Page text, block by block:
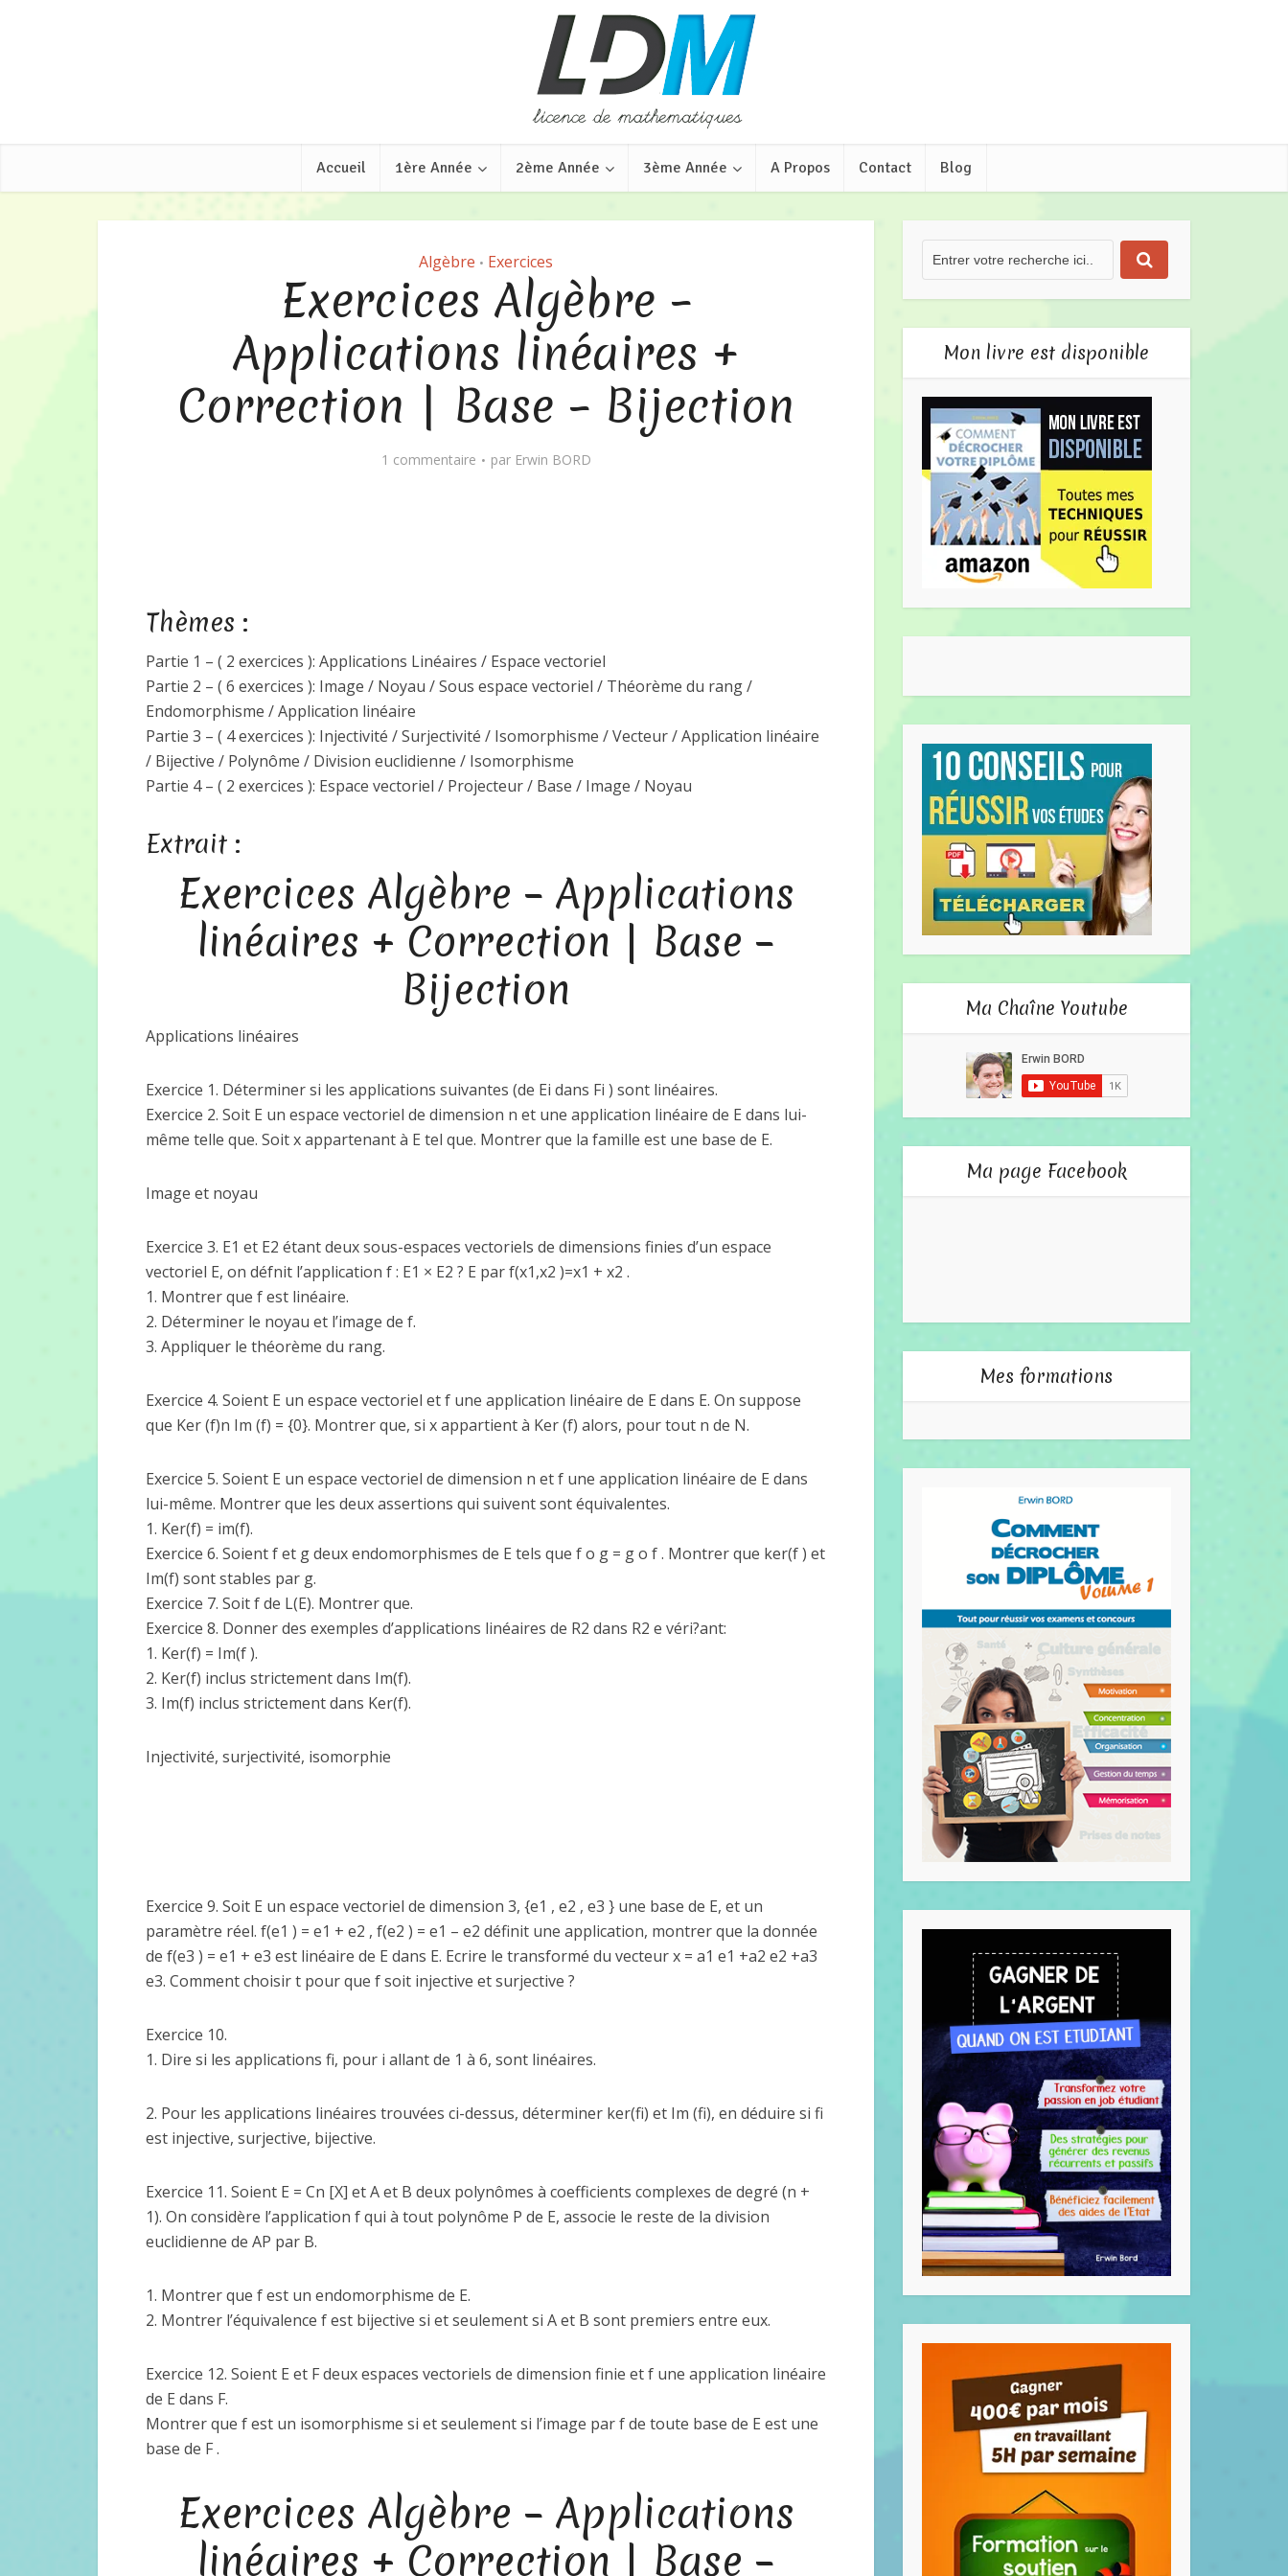
Accueil 1ère Année 2ème Année 3ème Année A Propos Contact Blog
Algèbre • Exercices
Exercices Algèbre –
Applications linéaires +
Correction | Base – Bijection
1 commentaire par Erwin BORD
Thèmes :
Partie 1 – ( 2 exercices ): Applications Linéaires / Espace vectoriel
Partie 2 – ( 6 exercices ): Image / Noyau / Sous espace vectoriel / Théorème du rang /
Endomorphisme / Application linéaire
Partie 3 – ( 4 exercices ): Injectivité / Surjectivité / Isomorphisme / Vecteur / Application linéaire
/ Bijective / Polynôme / Division euclidienne / Isomorphisme
Partie 4 – ( 2 exercices ): Espace vectoriel / Projecteur / Base / Image / Noyau
Extrait :
Exercices Algèbre – Applications
linéaires + Correction | Base –
Bijection
Applications linéaires
Exercice 1. Déterminer si les applications suivantes (de Ei dans Fi ) sont linéaires.
Exercice 2. Soit E un espace vectoriel de dimension n et une application linéaire de E dans lui-
même telle que. Soit x appartenant à E tel que. Montrer que la famille est une base de E.
Image et noyau
Exercice 3. E1 et E2 étant deux sous-espaces vectoriels de dimensions finies d’un espace
vectoriel E, on défnit l’application f : E1 × E2 ? E par f(x1,x2 )=x1 + x2 .
1. Montrer que f est linéaire.
2. Déterminer le noyau et l’image de f.
3. Appliquer le théorème du rang.
Exercice 4. Soient E un espace vectoriel et f une application linéaire de E dans E. On suppose
que Ker (f)n Im (f) = {0}. Montrer que, si x appartient à Ker (f) alors, pour tout n de N.
Exercice 5. Soient E un espace vectoriel de dimension n et f une application linéaire de E dans
lui-même. Montrer que les deux assertions qui suivent sont équivalentes.
1. Ker(f) = im(f).
Exercice 6. Soient f et g deux endomorphismes de E tels que f o g = g o f . Montrer que ker(f ) et
Im(f) sont stables par g.
Exercice 7. Soit f de L(E). Montrer que.
Exercice 8. Donner des exemples d’applications linéaires de R2 dans R2 e véri?ant:
1. Ker(f) = Im(f ).
2. Ker(f) inclus strictement dans Im(f).
3. Im(f) inclus strictement dans Ker(f).
Injectivité, surjectivité, isomorphie
Exercice 9. Soit E un espace vectoriel de dimension 3, {e1 , e2 , e3 } une base de E, et un
paramètre réel. f(e1 ) = e1 + e2 , f(e2 ) = e1 – e2 définit une application, montrer que la donnée
de f(e3 ) = e1 + e3 est linéaire de E dans E. Ecrire le transformé du vecteur x = a1 e1 +a2 e2 +a3
e3. Comment choisir t pour que f soit injective et surjective ?
Exercice 10.
1. Dire si les applications fi, pour i allant de 1 à 6, sont linéaires.
2. Pour les applications linéaires trouvées ci-dessus, déterminer ker(fi) et Im (fi), en déduire si fi
est injective, surjective, bijective.
Exercice 11. Soient E = Cn [X] et A et B deux polynômes à coefficients complexes de degré (n +
1). On considère l’application f qui à tout polynôme P de E, associe le reste de la division
euclidienne de AP par B.
1. Montrer que f est un endomorphisme de E.
2. Montrer l’équivalence f est bijective si et seulement si A et B sont premiers entre eux.
Exercice 12. Soient E et F deux espaces vectoriels de dimension finie et f une application linéaire
de E dans F.
Montrer que f est un isomorphisme si et seulement si l’image par f de toute base de E est une
base de F .
Exercices Algèbre – Applications
linéaires + Correction | Base –
Mon livre est disponible
Ma Chaîne Youtube
Ma page Facebook
Mes formations